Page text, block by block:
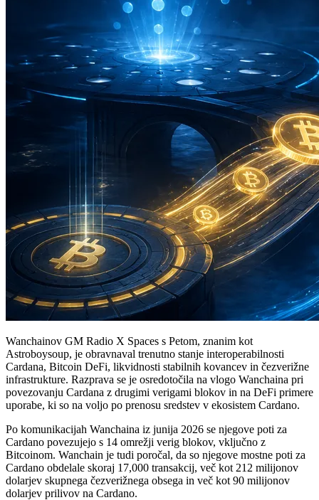
Wanchainov GM Radio X Spaces s Petom, znanim kot
Astroboysoup, je obravnaval trenutno stanje interoperabilnosti
Cardana, Bitcoin DeFi, likvidnosti stabilnih kovancev in čezverižne
infrastrukture. Razprava se je osredotočila na vlogo Wanchaina pri
povezovanju Cardana z drugimi verigami blokov in na DeFi primere
uporabe, ki so na voljo po prenosu sredstev v ekosistem Cardano.
Po komunikacijah Wanchaina iz junija 2026 se njegove poti za
Cardano povezujejo s 14 omrežji verig blokov, vključno z
Bitcoinom. Wanchain je tudi poročal, da so njegove mostne poti za
Cardano obdelale skoraj 17,000 transakcij, več kot 212 milijonov
dolarjev skupnega čezverižnega obsega in več kot 90 milijonov
dolarjev prilivov na Cardano.